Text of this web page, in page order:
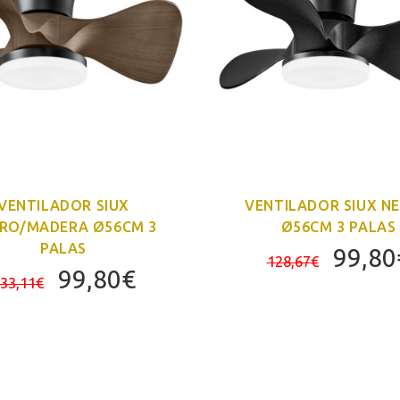
SIUX
MADERA Ø56CM 3
PALAS
€
El
99,80€El
VENTILADOR SIUX
Ø56CM 3 PALAS
128,67€
El
99,80